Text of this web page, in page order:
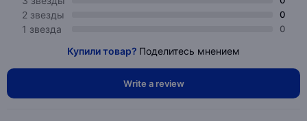
2 звезды 0
1 звезда 0
Купили товар? Поделитесь мнением
Write a review